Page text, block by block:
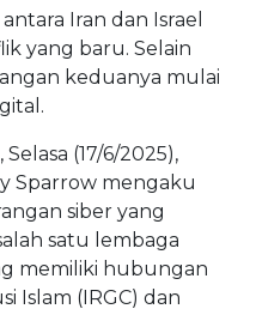
antara Iran dan Israel
yang baru. Selain
keduanya mulai
(17/6/2025),
Sparrow mengaku
siber yang
satu lembaga
memiliki hubungan
Islam (IRGC) dan